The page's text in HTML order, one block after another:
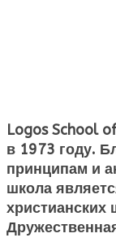
Logos School
в 1973 году.
принципам и
школа
христианских